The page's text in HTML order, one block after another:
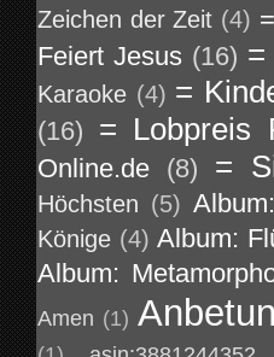
Zeichen der Zeit (4)
Feiert Jesus (16) =
Karaoke (4) =
(16) = Lobpreis
Online.de (8) =
Höchsten (5)
Könige (4) Album:
Album:
Amen (1)